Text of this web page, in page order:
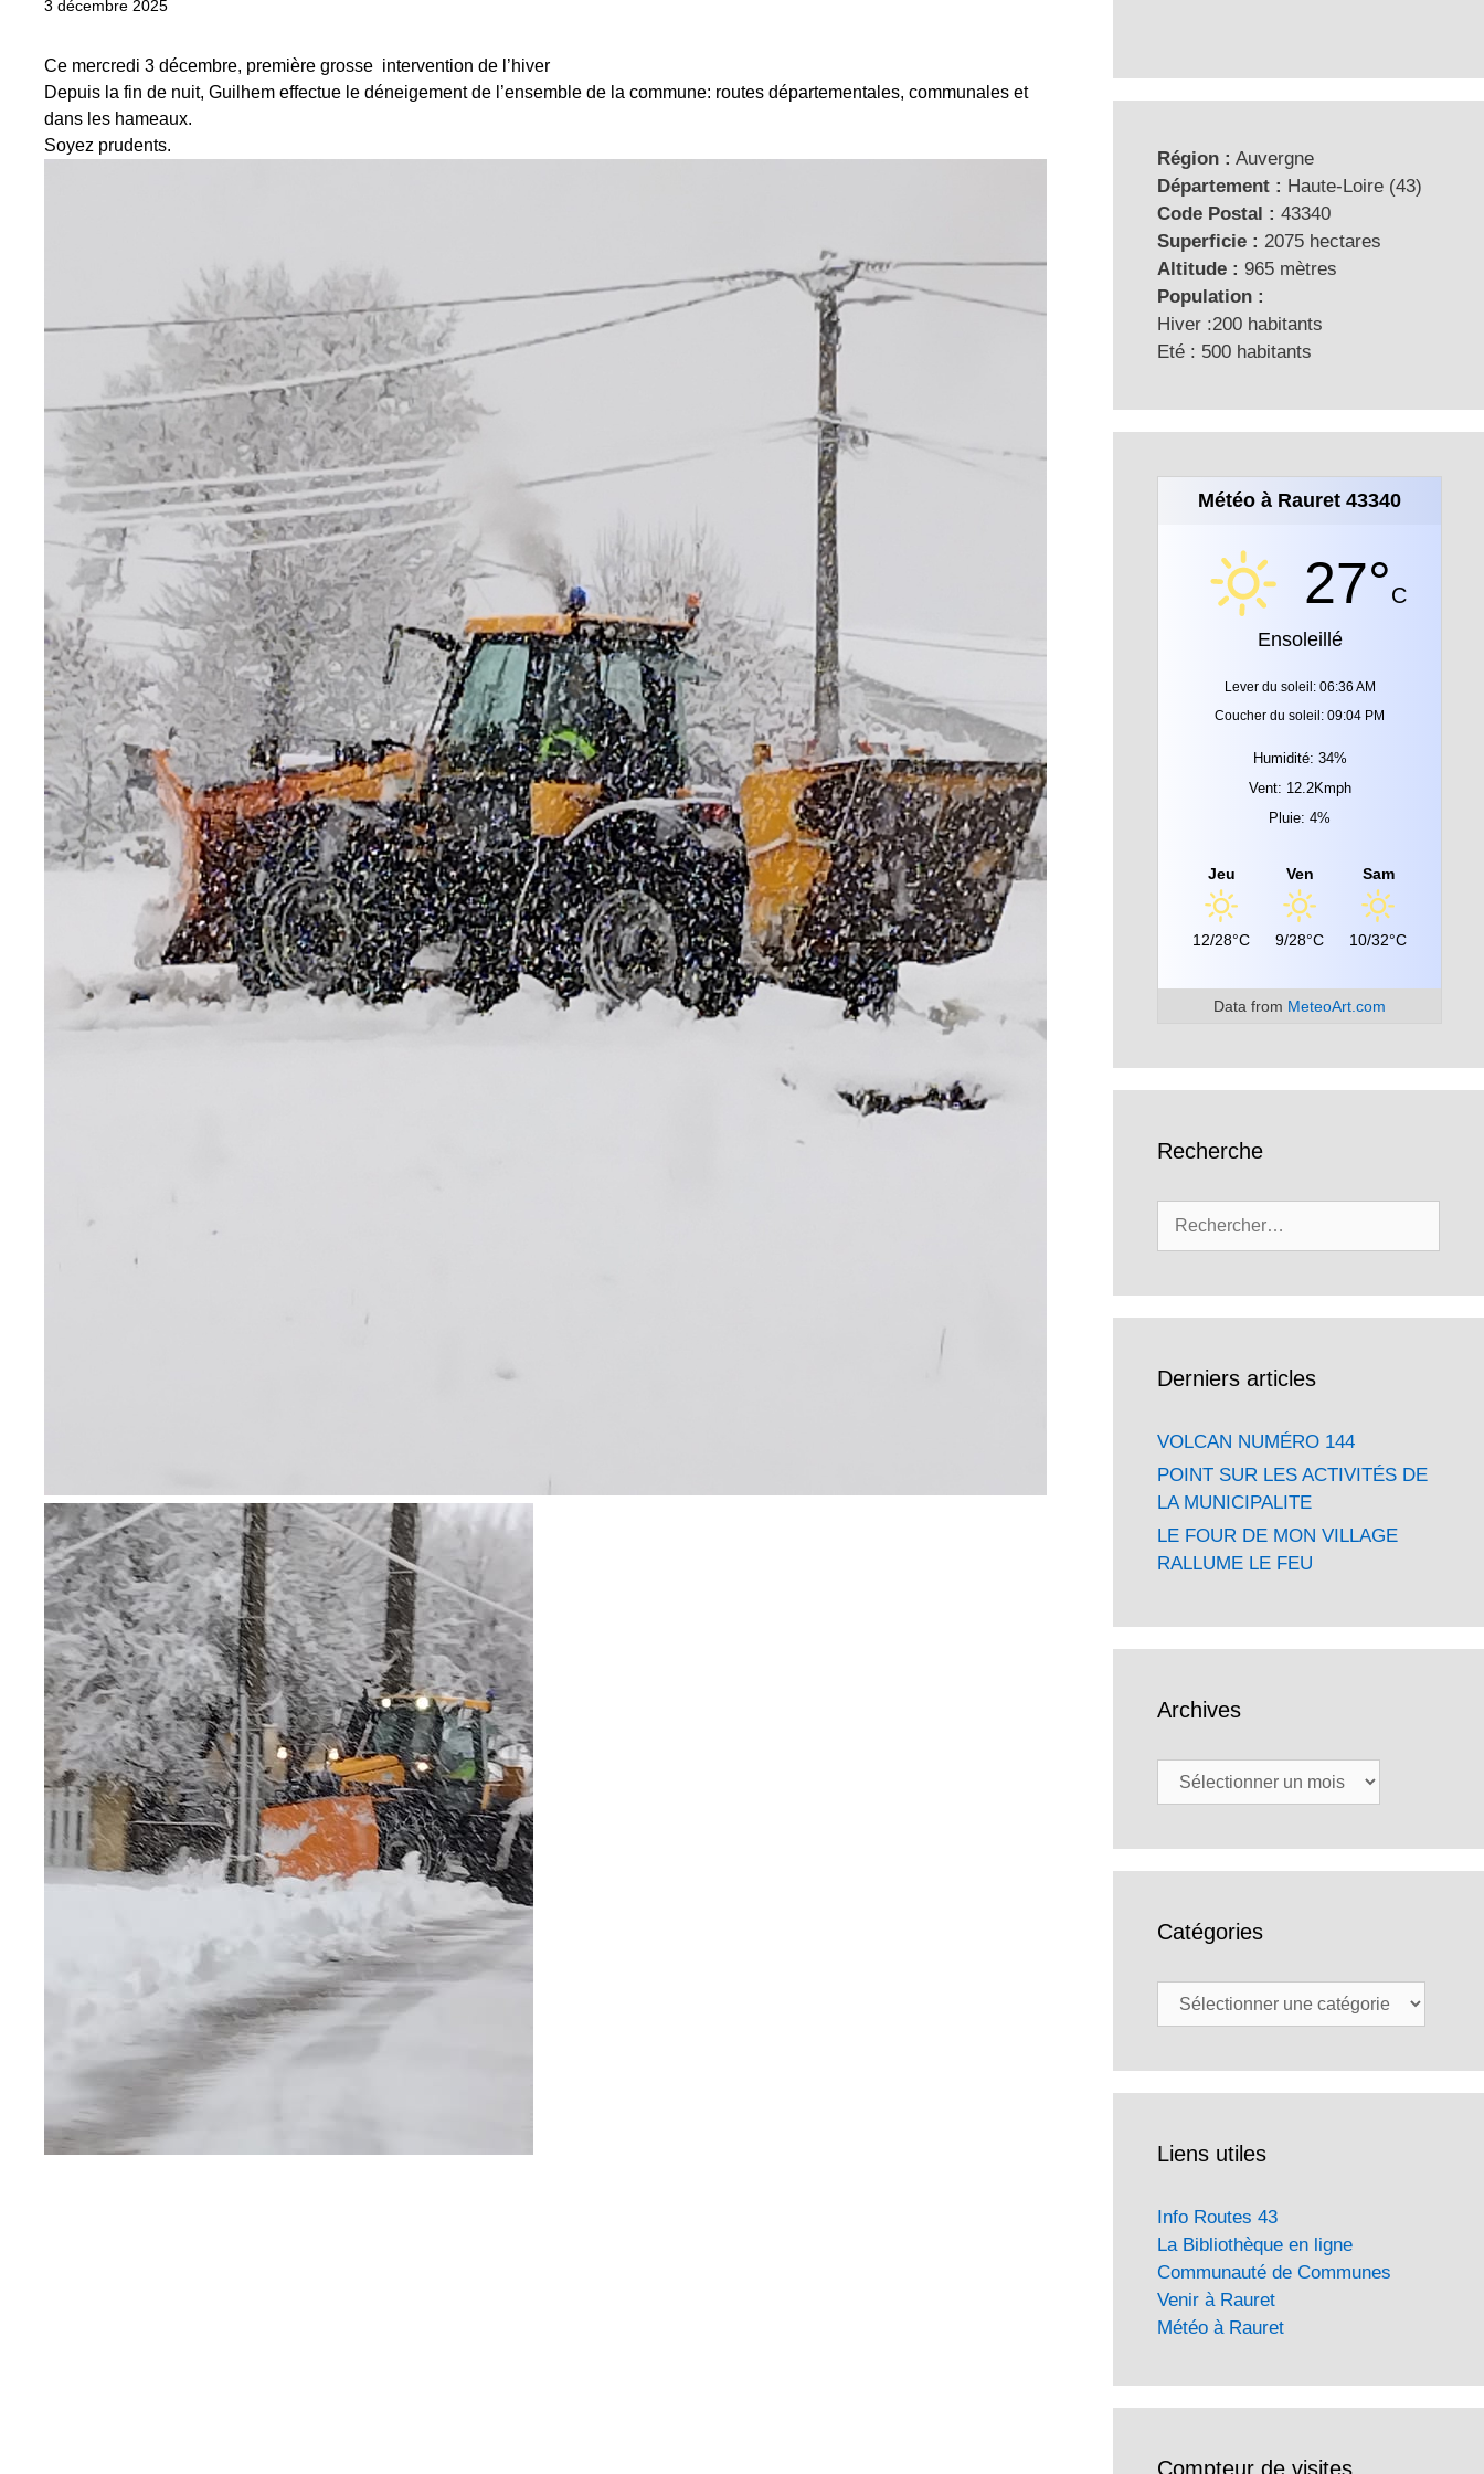
3 décembre 2025
Ce mercredi 3 décembre, première grosse intervention de l’hiver
Depuis la fin de nuit, Guilhem effectue le déneigement de l’ensemble de la commune: routes départementales, communales et
dans les hameaux.
Soyez prudents.
Région : Auvergne
Département : Haute-Loire (43)
Code Postal : 43340
Superficie : 2075 hectares
Altitude : 965 mètres
Population :
Hiver :200 habitants
Eté : 500 habitants
Météo à Rauret 43340
27°C
Ensoleillé
Lever du soleil: 06:36 AM
Coucher du soleil: 09:04 PM
Humidité: 34%
Vent: 12.2Kmph
Pluie: 4%
Jeu
12/28°C
Ven
9/28°C
Sam
10/32°C
Data from MeteoArt.com
Recherche
Derniers articles
VOLCAN NUMÉRO 144
POINT SUR LES ACTIVITÉS DE
LA MUNICIPALITE
LE FOUR DE MON VILLAGE
RALLUME LE FEU
Archives
Archives
Catégories
Catégories
Liens utiles
Info Routes 43
La Bibliothèque en ligne
Communauté de Communes
Venir à Rauret
Météo à Rauret
Compteur de visites